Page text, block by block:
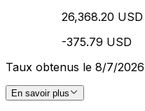
26,368.20 USD
-375.79 USD
Taux obtenus le 8/7/2026
En savoir plus